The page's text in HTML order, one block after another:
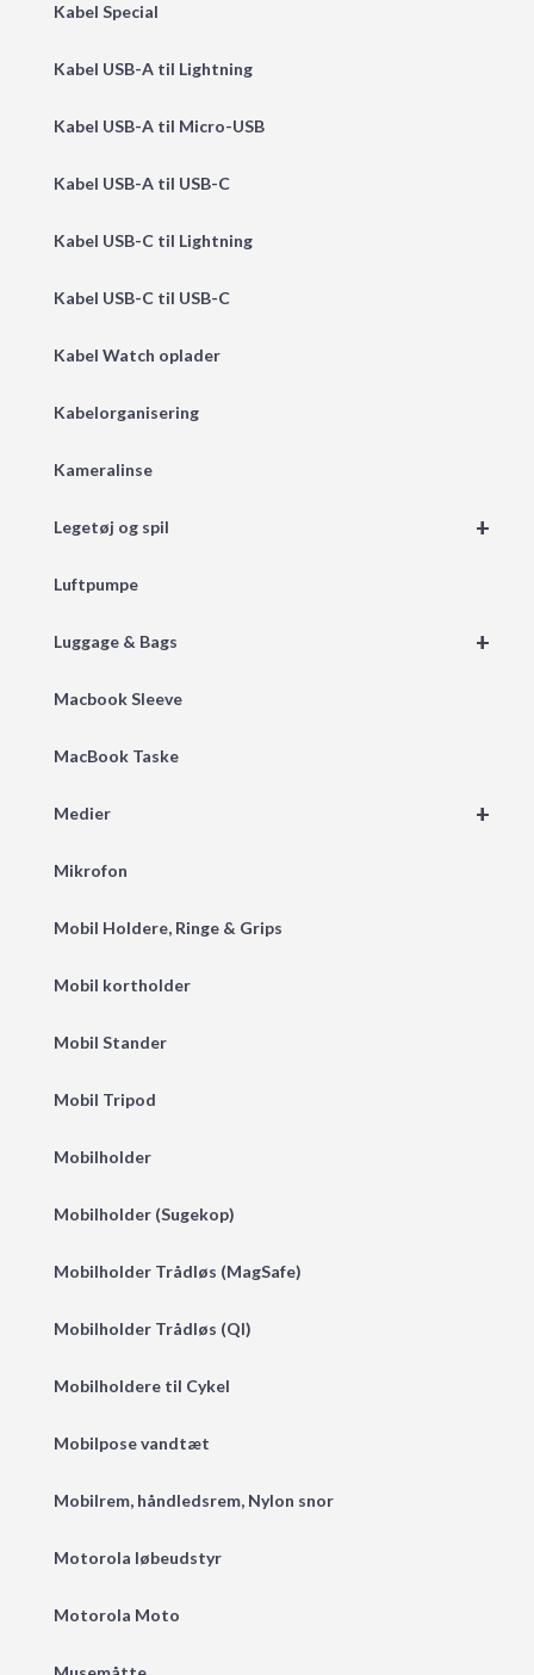
Kabel Special
Kabel USB-A til Lightning
Kabel USB-A til Micro-USB
Kabel USB-A til USB-C
Kabel USB-C til Lightning
Kabel USB-C til USB-C
Kabel Watch oplader
Kabelorganisering
Kameralinse
+
Legetøj og spil
Luftpumpe
+
Luggage & Bags
Macbook Sleeve
MacBook Taske
+
Medier
Mikrofon
Mobil Holdere, Ringe & Grips
Mobil kortholder
Mobil Stander
Mobil Tripod
Mobilholder
Mobilholder (Sugekop)
Mobilholder Trådløs (MagSafe)
Mobilholder Trådløs (QI)
Mobilholdere til Cykel
Mobilpose vandtæt
Mobilrem, håndledsrem, Nylon snor
Motorola løbeudstyr
Motorola Moto